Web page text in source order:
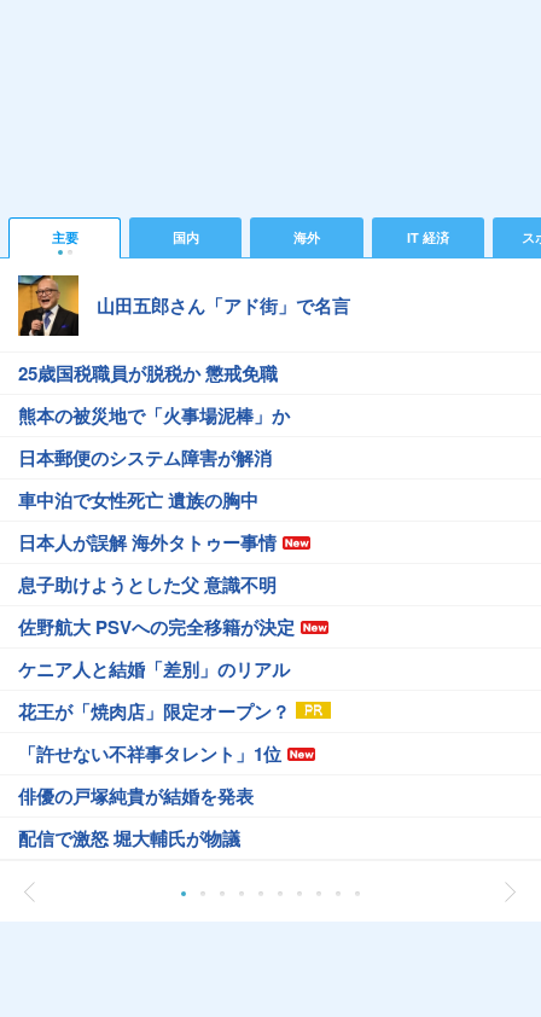
主要 国内 海外 IT 経済 ス
山田五郎さん「アド街」で名言
25歳国税職員が脱税か 懲戒免職
熊本の被災地で「火事場泥棒」か
日本郵便のシステム障害が解消
車中泊で女性死亡 遺族の胸中
日本人が誤解 海外タトゥー事情
息子助けようとした父 意識不明
佐野航大 PSVへの完全移籍が決定
ケニア人と結婚「差別」のリアル
花王が「焼肉店」限定オープン？
「許せない不祥事タレント」1位
俳優の戸塚純貴が結婚を発表
配信で激怒 堀大輔氏が物議